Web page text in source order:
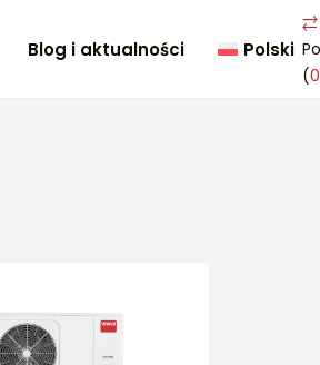
Blog i aktualności Polski
(0